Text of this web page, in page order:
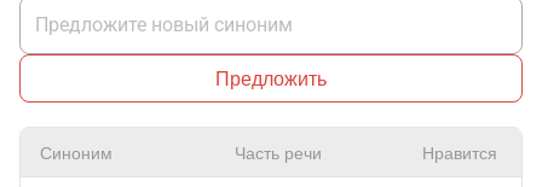
Предложить
Синоним Часть речи Нравится